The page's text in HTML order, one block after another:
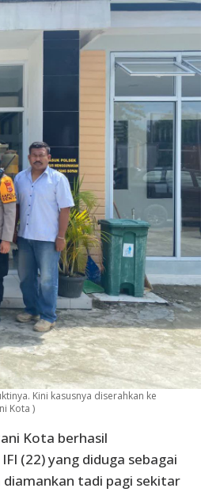
Kini kasusnya diserahkan ke
Kota )
Kota berhasil
(22) yang diduga sebagai
tadi pagi sekitar